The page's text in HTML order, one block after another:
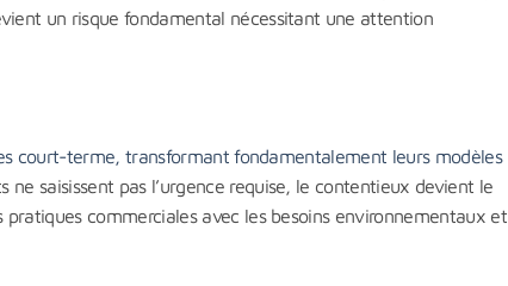
un risque fondamental nécessitant une attention
court-terme, transformant fondamentalement leurs modèles
ne saisissent pas l’urgence requise, le contentieux devient le
commerciales avec les besoins environnementaux et